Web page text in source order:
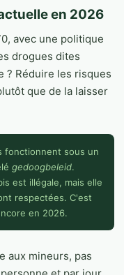
en 2026
avec une politique
drogues dites
? Réduire les risques
que de la laisser
fonctionnent sous un
gedoogbeleid.
est illégale, mais elle
respectées. C'est
en 2026.
aux mineurs, pas